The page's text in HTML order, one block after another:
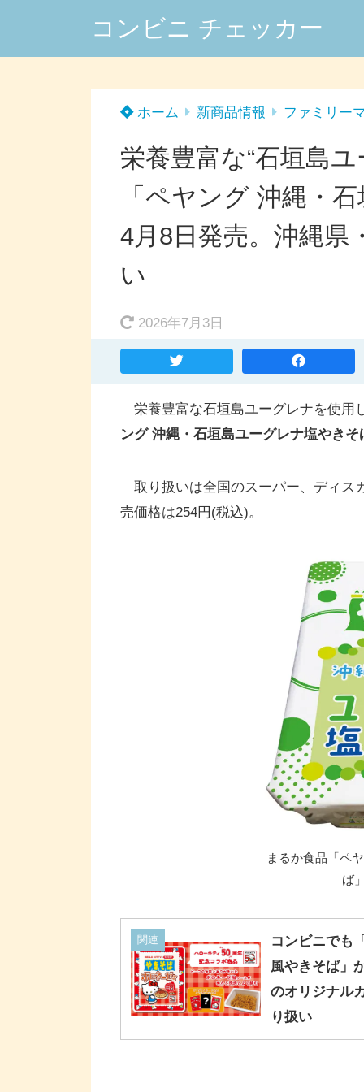
コンビニ チェッカー
ホーム 新商品情報 ファミリー
栄養豊富な“石垣島
「ペヤング 沖縄・
4月8日発売。沖縄県
い
2026年7月3日
栄養豊富な石垣島ユーグレナを使用
ング 沖縄・石垣島ユーグレナ塩やきそ
取り扱いは全国のスーパー、ディス
売価格は254円(税込)。
まるか食品「ペ
ば
関連
コンビニでも
風やきそば」
のオリジナル
り扱い